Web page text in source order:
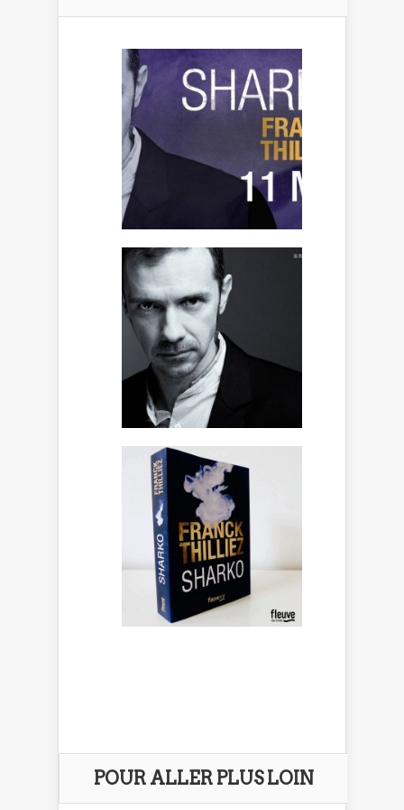
POUR ALLER PLUS LOIN